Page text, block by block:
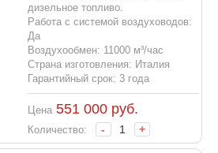
дизельное топливо.
Работа с системой воздуховодов:
Да
Воздухообмен: 11000 м³/час
Страна изготовления: Италия
Гарантийный срок: 3 года
Цена 551 000руб.
Количество: - +